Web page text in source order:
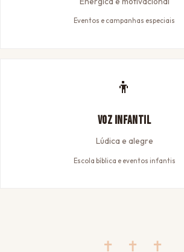
Eventos e campanhas especiais
👦
Voz Infantil
Lúdica e alegre
Escola bíblica e eventos infantis
✝ ✝ ✝